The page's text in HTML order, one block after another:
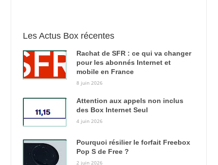
Les Actus Box récentes
Rachat de SFR : ce qui va changer
pour les abonnés Internet et
mobile en France
8 juin 2026
Attention aux appels non inclus
des Box Internet Seul
4 juin 2026
Pourquoi résilier le forfait Freebox
Pop S de Free ?
2 juin 2026